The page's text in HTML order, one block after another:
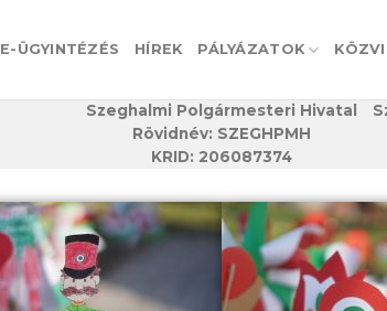
E-ÜGYINTÉZÉS HÍREK PÁLYÁZATOK
Szeghalmi Polgármesteri Hivatal
Rövidnév: SZEGHPMH
KRID: 206087374